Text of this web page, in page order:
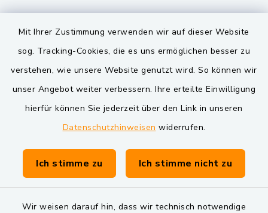
Mit Ihrer Zustimmung verwenden wir auf dieser Website
sog. Tracking-Cookies, die es uns ermöglichen besser zu
verstehen, wie unsere Website genutzt wird. So können wir
unser Angebot weiter verbessern. Ihre erteilte Einwilligung
hierfür können Sie jederzeit über den Link in unseren
Datenschutzhinweisen widerrufen.
Ich stimme zu Ich stimme nicht zu
Wir weisen darauf hin, dass wir technisch notwendige
Landkreis Schwandorf
VG und Gemeinden
Markt Schwarzenfeld
Gemeinde Schwarzach bei Nabburg
Verwaltungsgemeinschaft Schwarzenfeld